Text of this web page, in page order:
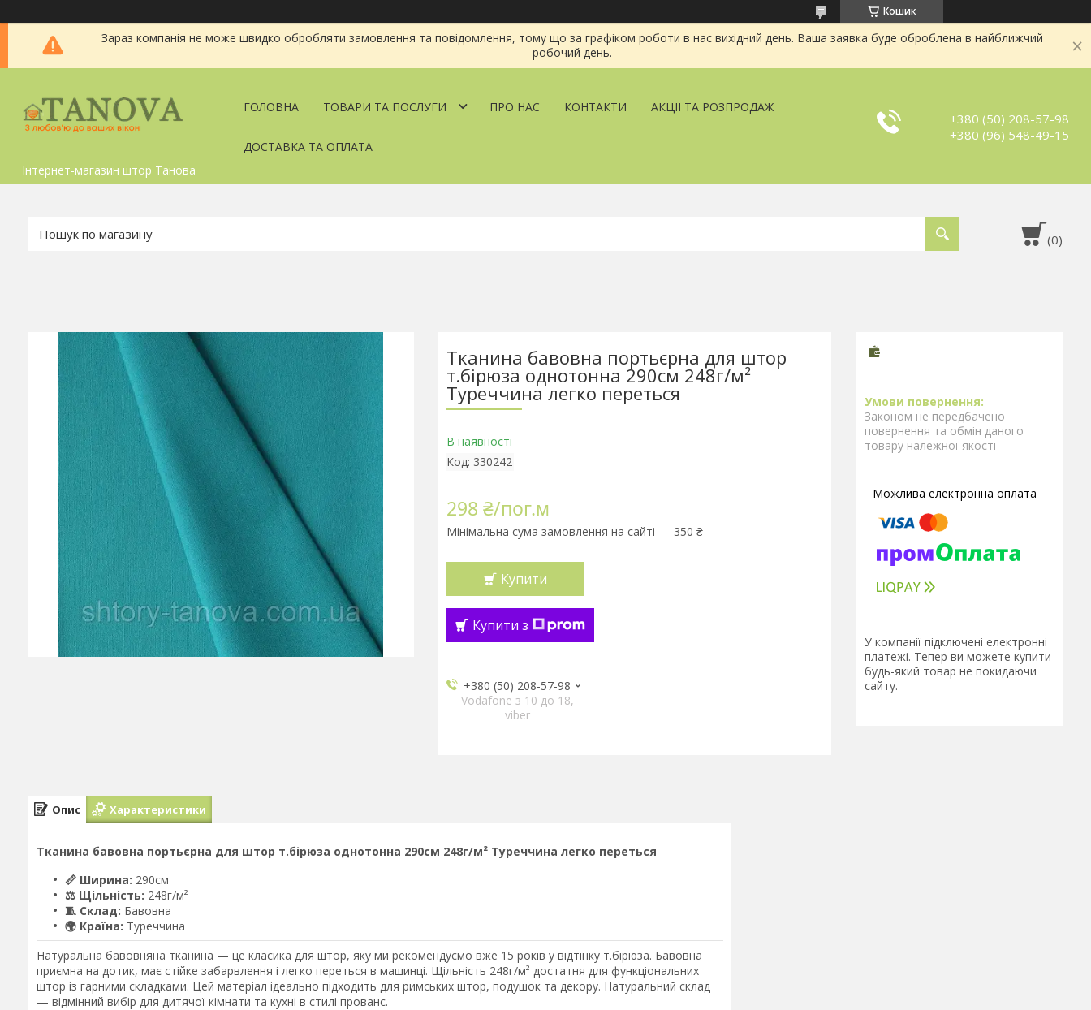
Кошик
Зараз компанія не може швидко обробляти замовлення та повідомлення, тому що за графіком роботи в нас вихідний день. Ваша заявка буде оброблена в найближчий
робочий день.
Інтернет-магазин штор Танова
ГОЛОВНА ТОВАРИ ТА ПОСЛУГИ ПРО НАС КОНТАКТИ АКЦІЇ ТА РОЗПРОДАЖ
ДОСТАВКА ТА ОПЛАТА
+380 (50) 208-57-98
+380 (96) 548-49-15
Тканина бавовна портьєрна для штор
т.бірюза однотонна 290см 248г/м²
Туреччина легко переться
В наявності
Код: 330242
298 ₴/пог.м
Мінімальна сума замовлення на сайті — 350 ₴
Купити
Купити з
+380 (50) 208-57-98
Vodafone з 10 до 18,
viber
Законом не передбачено
повернення та обмін даного
товару належної якості
У компанії підключені електронні
платежі. Тепер ви можете купити
будь-який товар не покидаючи
сайту.
Опис Характеристики
Тканина бавовна портьєрна для штор т.бірюза однотонна 290см 248г/м² Туреччина легко переться
📏 Ширина: 290см
⚖️ Щільність: 248г/м²
🧵 Склад: Бавовна
🌍 Країна: Туреччина
Натуральна бавовняна тканина — це класика для штор, яку ми рекомендуємо вже 15 років у відтінку т.бірюза. Бавовна
приємна на дотик, має стійке забарвлення і легко переться в машинці. Щільність 248г/м² достатня для функціональних
штор із гарними складками. Цей матеріал ідеально підходить для римських штор, подушок та декору. Натуральний склад
— відмінний вибір для дитячої кімнати та кухні в стилі прованс.